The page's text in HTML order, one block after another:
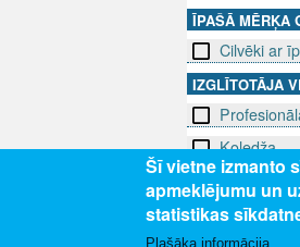
ĪPAŠĀ MĒRĶA
Cilvēki ar
IZGLĪTOTĀJA
Koledža
Vispārējās
Šī vietne izmanto
apmeklējumu un
statistikas
Plašāka informācija